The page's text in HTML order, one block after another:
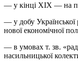
— у кінці ХІХ — на
— у добу
нової економічної
— в умовах т. зв.
насильницької